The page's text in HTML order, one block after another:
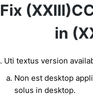
Fix
in
Uti textus version
Non est desktop
solus in desktop.